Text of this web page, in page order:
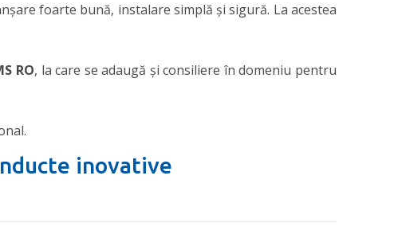
foarte bună, instalare simplă și sigură. La acestea
RO, la care se adaugă și consiliere în domeniu pentru
inovative